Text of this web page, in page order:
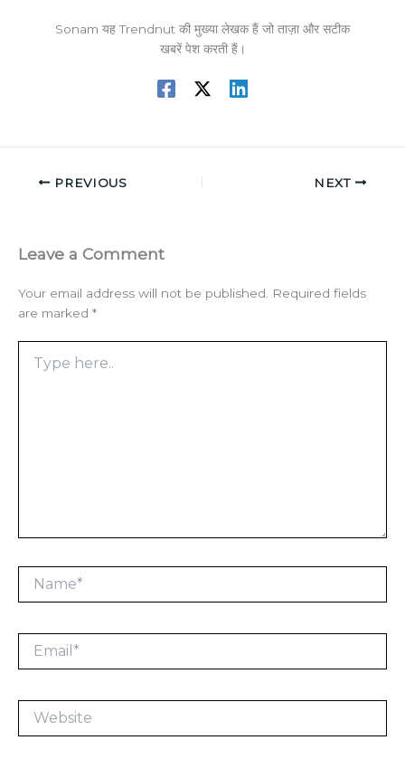
Sonam यह Trendnut की मुख्या लेखक हैं जो ताज़ा और सटीक
खबरें पेश करती हैं।
PREVIOUS NEXT
Leave a Comment
Your email address will not be published.
Required fields
are marked *
here..
Name*
Email*
Website